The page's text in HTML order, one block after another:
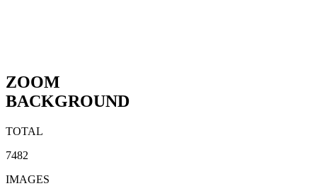
ZOOM
BACKGROUND
TOTAL
7482
IMAGES